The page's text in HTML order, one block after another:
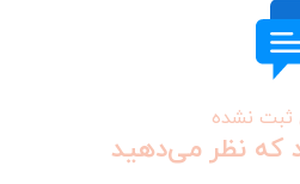
ثبت نشده
که نظر می‌دهید